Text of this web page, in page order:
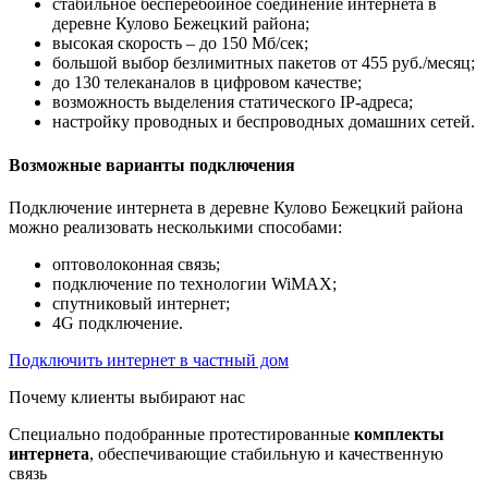
стабильное бесперебойное соединение интернета в
деревне Кулово Бежецкий района;
высокая скорость – до 150 Мб/сек;
большой выбор безлимитных пакетов от 455 руб./месяц;
до 130 телеканалов в цифровом качестве;
возможность выделения статического IP-адреса;
настройку проводных и беспроводных домашних сетей.
Возможные варианты подключения
Подключение интернета в деревне Кулово Бежецкий района
можно реализовать несколькими способами:
оптоволоконная связь;
подключение по технологии WiMAX;
спутниковый интернет;
4G подключение.
Подключить интернет в частный дом
Почему клиенты выбирают нас
Специально подобранные протестированные комплекты
интернета, обеспечивающие стабильную и качественную
связь